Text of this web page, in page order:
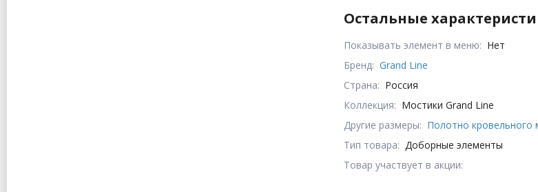
Остальные
Показывать элемент в меню: Нет
Бренд: Grand Line
Страна: Россия
Коллекция: Мостики Grand Line
Другие размеры: Полотно кровельного
Тип товара: Доборные элементы
Товар участвует в акции: